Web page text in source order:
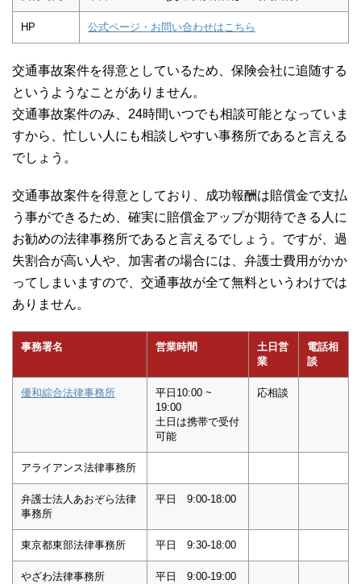
HP 公式ページ・お問い合わせはこちら
交通事故案件を得意としているため、保険会社に追随する
というようなことがありません。
交通事故案件のみ、24時間いつでも相談可能となっていま
すから、忙しい人にも相談しやすい事務所であると言える
でしょう。
交通事故案件を得意としており、成功報酬は賠償金で支払
う事ができるため、確実に賠償金アップが期待できる人に
お勧めの法律事務所であると言えるでしょう。ですが、過
失割合が高い人や、加害者の場合には、弁護士費用がかか
ってしまいますので、交通事故が全て無料というわけでは
ありません。
事務署名 営業時間
土日営
業
電話相
談
優和綜合法律事務所
平日10:00 ~
19:00
土日は携帯で受付
可能
応相談
アライアンス法律事務所
弁護士法人あおぞら法律
事務所
平日 9:00-18:00
東京都東部法律事務所 平日 9:30-18:00
やざわ法律事務所 平日 9:00-19:00